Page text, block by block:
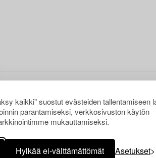
kaikki" suostut evästeiden tallentamiseen
parantamiseksi, verkkosivuston käytön
mukauttamiseksi.
Hylkää ei-välttämättömät Asetukset